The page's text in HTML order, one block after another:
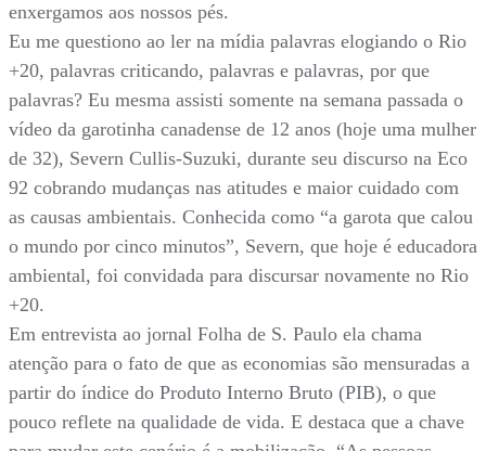
enxergamos aos nossos pés.
Eu me questiono ao ler na mídia palavras elogiando o Rio
+20, palavras criticando, palavras e palavras, por que
palavras? Eu mesma assisti somente na semana passada o
vídeo da garotinha canadense de 12 anos (hoje uma mulher
de 32), Severn Cullis-Suzuki, durante seu discurso na Eco
92 cobrando mudanças nas atitudes e maior cuidado com
as causas ambientais. Conhecida como “a garota que calou
o mundo por cinco minutos”, Severn, que hoje é educadora
ambiental, foi convidada para discursar novamente no Rio
+20.
Em entrevista ao jornal Folha de S. Paulo ela chama
atenção para o fato de que as economias são mensuradas a
partir do índice do Produto Interno Bruto (PIB), o que
pouco reflete na qualidade de vida. E destaca que a chave